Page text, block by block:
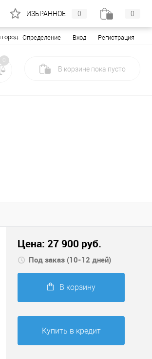
Определение Вход Регистрация
0
В корзине пока пусто
Цена: 27 900 руб.
Под заказ (10-12 дней)
В корзину
Купить в кредит
ИЗБРАННОЕ 0 0